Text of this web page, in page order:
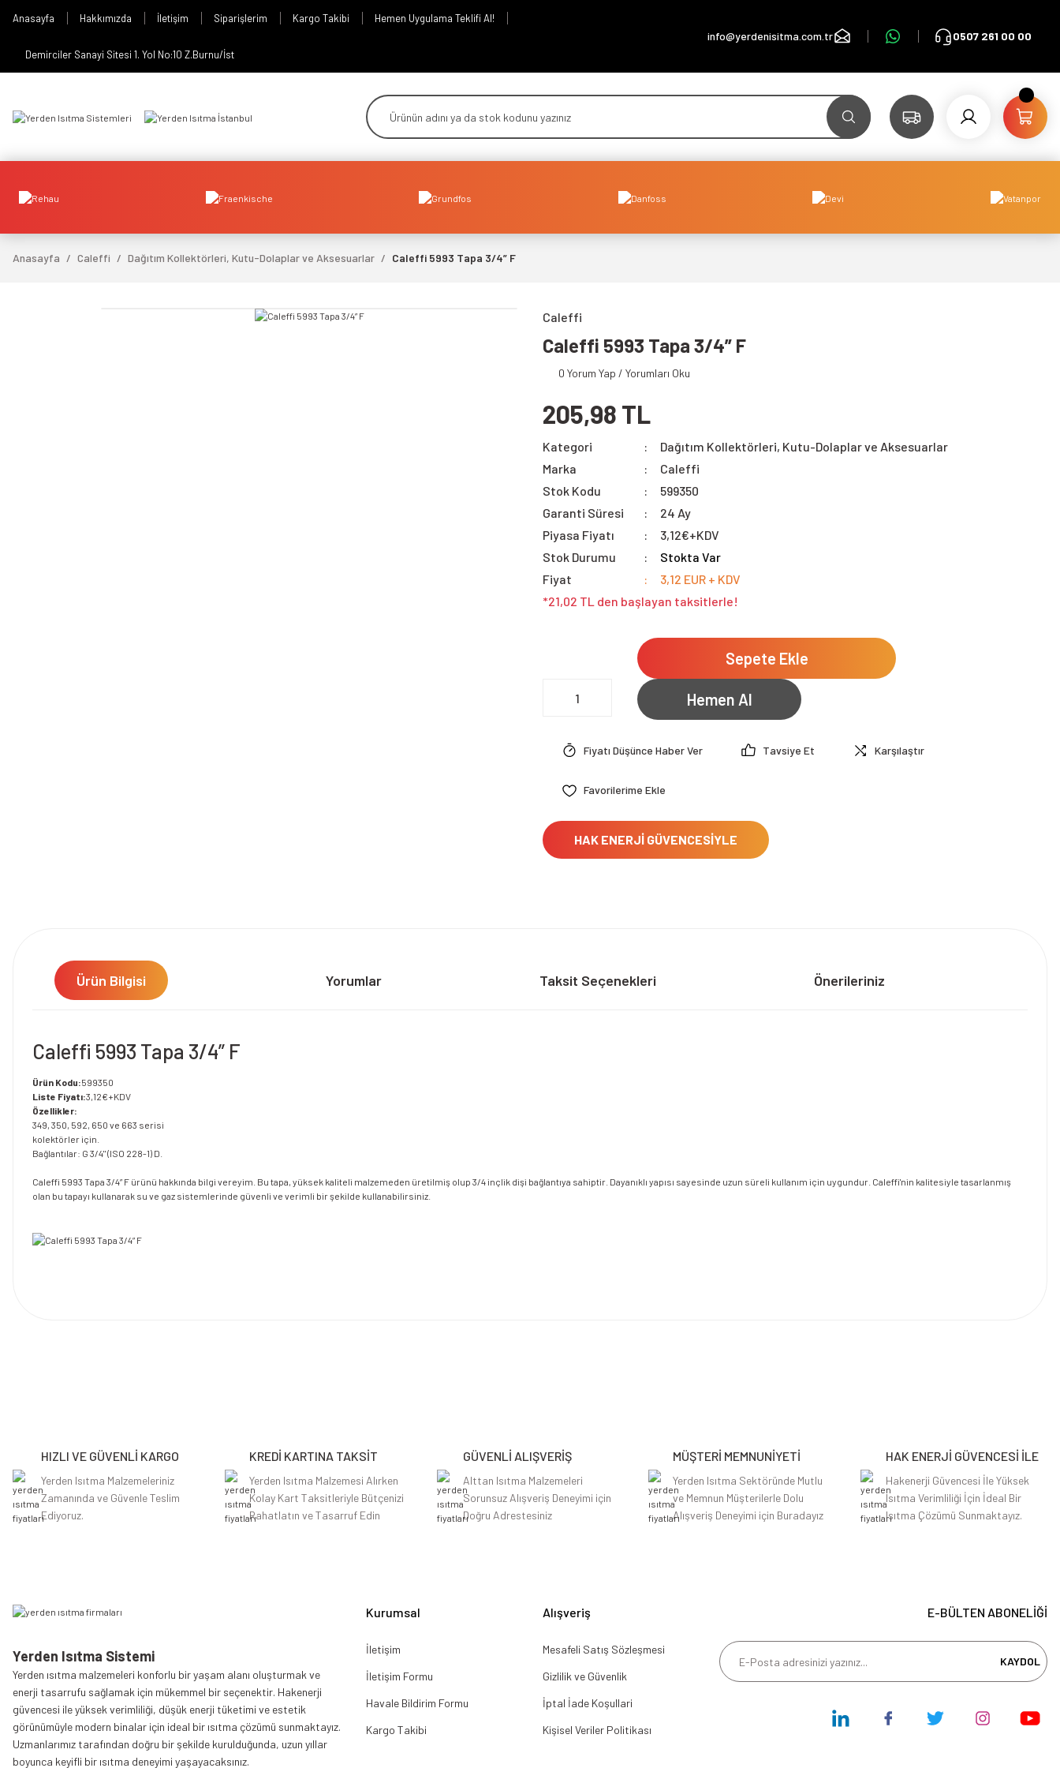
Anasayfa Hakkımızda İletişim Siparişlerim Kargo Takibi Hemen Uygulama Teklifi Al!
Demirciler Sanayi Sitesi 1. Yol No:10 Z.Burnu/İst
info@yerdenisitma.com.tr 0507 261 00 00
Anasayfa Caleffi Dağıtım Kollektörleri, Kutu-Dolaplar ve Aksesuarlar Caleffi 5993 Tapa 3/4” F
Caleffi
Caleffi 5993 Tapa 3/4” F
0 Yorum Yap / Yorumları Oku
205,98 TL
Kategori
Dağıtım Kollektörleri, Kutu-Dolaplar ve Aksesuarlar
Marka
Caleffi
Stok Kodu
599350
Garanti Süresi
24 Ay
Piyasa Fiyatı
3,12€+KDV
Stok Durumu
Stokta Var
Fiyat
3,12 EUR + KDV
*21,02 TL den başlayan taksitlerle!
Sepete Ekle
Hemen Al
Fiyatı Düşünce Haber Ver Tavsiye Et Karşılaştır
HAK ENERJİ GÜVENCESİYLE
Ürün Bilgisi Yorumlar Taksit Seçenekleri Önerileriniz
Caleffi 5993 Tapa 3/4” F
Ürün Kodu:599350
Liste Fiyatı:3,12€+KDV
Özellikler:
349, 350, 592, 650 ve 663 serisi
kolektörler için.
Bağlantılar: G 3/4" (ISO 228-1) D.
Caleffi 5993 Tapa 3/4” F ürünü hakkında bilgi vereyim. Bu tapa, yüksek kaliteli malzemeden üretilmiş olup 3/4 inçlik dişi bağlantıya sahiptir. Dayanıklı yapısı sayesinde uzun süreli kullanım için uygundur. Caleffi'nin kalitesiyle tasarlanmış
olan bu tapayı kullanarak su ve gaz sistemlerinde güvenli ve verimli bir şekilde kullanabilirsiniz.
Ürün bilgilerinde hatalar bulunuyor.
Ürün fiyatı diğer sitelerden daha pahalı.
Bu ürüne benzer farklı alternatifler olmalı.
HIZLI VE GÜVENLİ KARGO
Yerden Isıtma Malzemeleriniz
Zamanında ve Güvenle Teslim
Ediyoruz.
KREDİ KARTINA TAKSİT
Yerden Isıtma Malzemesi Alırken
Kolay Kart Taksitleriyle Bütçenizi
Rahatlatın ve Tasarruf Edin
GÜVENLİ ALIŞVERİŞ
Alttan Isıtma Malzemeleri
Sorunsuz Alışveriş Deneyimi için
Doğru Adrestesiniz
MÜŞTERİ MEMNUNİYETİ
Yerden Isıtma Sektöründe Mutlu
ve Memnun Müşterilerle Dolu
Alışveriş Deneyimi için Buradayız
HAK ENERJİ GÜVENCESİ İLE
Hakenerji Güvencesi İle Yüksek
Isıtma Verimliliği İçin İdeal Bir
Isıtma Çözümü Sunmaktayız.
Yerden Isıtma Sistemi
Yerden ısıtma malzemeleri konforlu bir yaşam alanı oluşturmak ve
enerji tasarrufu sağlamak için mükemmel bir seçenektir. Hakenerji
güvencesi ile yüksek verimliliği, düşük enerji tüketimi ve estetik
görünümüyle modern binalar için ideal bir ısıtma çözümü sunmaktayız.
Uzmanlarımız tarafından doğru bir şekilde kurulduğunda, uzun yıllar
boyunca keyifli bir ısıtma deneyimi yaşayacaksınız.
Kurumsal
İletişim
İletişim Formu
Havale Bildirim Formu
Kargo Takibi
Alışveriş
Mesafeli Satış Sözleşmesi
Gizlilik ve Güvenlik
İptal İade Koşullari
Kişisel Veriler Politikası
E-BÜLTEN ABONELİĞİ
KAYDOL